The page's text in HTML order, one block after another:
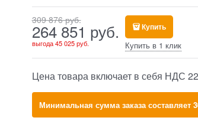
309 876 руб.
264 851 руб.
выгода45 025 руб.
Купить
Купить в 1 клик
Цена товара включает в себя НДС
Минимальная сумма заказа составляет